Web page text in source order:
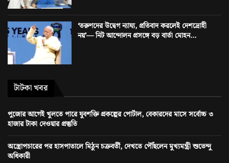
‘তরুণদের উদ্বেগ ন্যায্য, প্রতিবাদ করলেই দেশদ্রোহী
নয়’— নিট আন্দোলন প্রসঙ্গে বড় বার্তা মোহন...
টাটকা খবর
পুজোর আগেই খুলতে পারে যুবশক্তি প্রকল্পের পোর্টাল, বেকারদের মাসে সর্বোচ্চ ৩
হাজার টাকা দেওয়ার প্রস্তুতি
অস্ত্রোপচারের পর হাসপাতালে মিঠুন চক্রবর্তী, দেখতে পৌঁছলেন মুখ্যমন্ত্রী শুভেন্দু
অধিকারী